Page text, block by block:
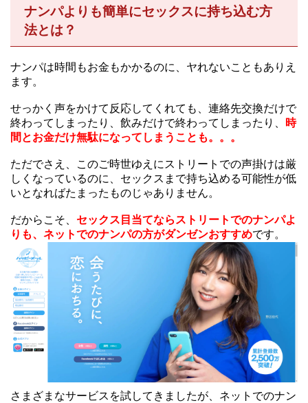
ナンパよりも簡単にセックスに持ち込む方
法とは？
ナンパは時間もお金もかかるのに、ヤれないこともありえ
ます。
せっかく声をかけて反応してくれても、連絡先交換だけで
終わってしまったり、飲みだけで終わってしまったり、
時
間とお金だけ無駄になってしまうことも。。。
ただでさえ、このご時世ゆえにストリートでの声掛けは厳
しくなっているのに、セックスまで持ち込める可能性が低
いとなればたまったものじゃありません。
だからこそ、 セックス目当てならストリートでのナンパよ
りも、ネットでのナンパの方がダンゼンおすすめです。
さまざまなサービスを試してきましたが、ネットでのナン